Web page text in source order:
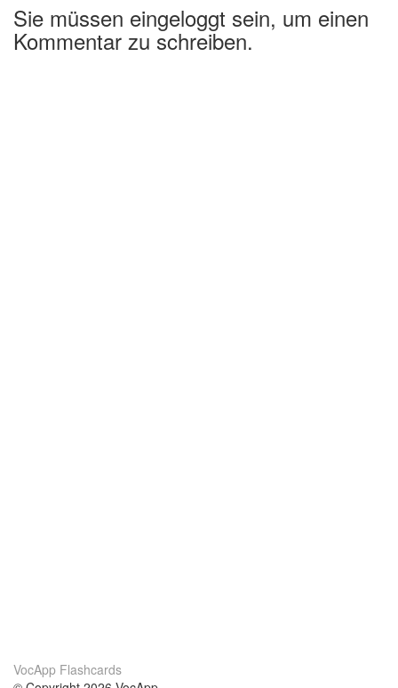
Sie müssen eingeloggt sein, um einen
Kommentar zu schreiben.
VocApp Flashcards